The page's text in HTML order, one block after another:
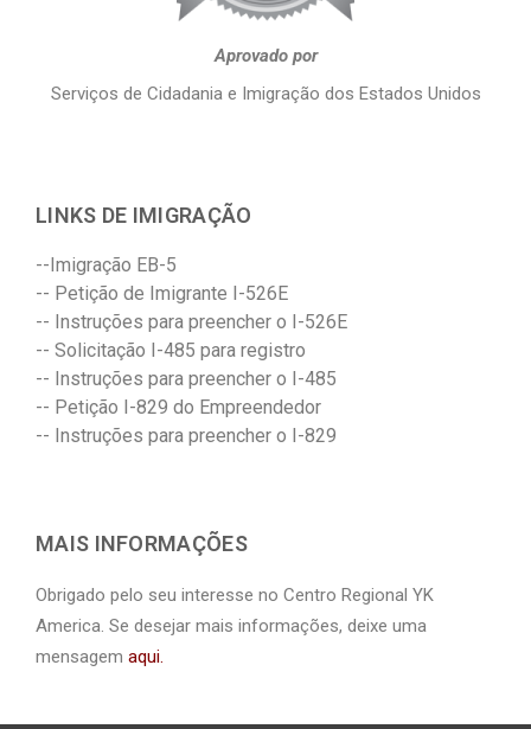
Aprovado por
Serviços de Cidadania e Imigração dos Estados Unidos
LINKS DE IMIGRAÇÃO
--Imigração EB-5
-- Petição de Imigrante I-526E
-- Instruções para preencher o I-526E
-- Solicitação I-485 para registro
-- Instruções para preencher o I-485
-- Petição I-829 do Empreendedor
-- Instruções para preencher o I-829
MAIS INFORMAÇÕES
Obrigado pelo seu interesse no Centro Regional YK
America. Se desejar mais informações, deixe uma
mensagem aqui.